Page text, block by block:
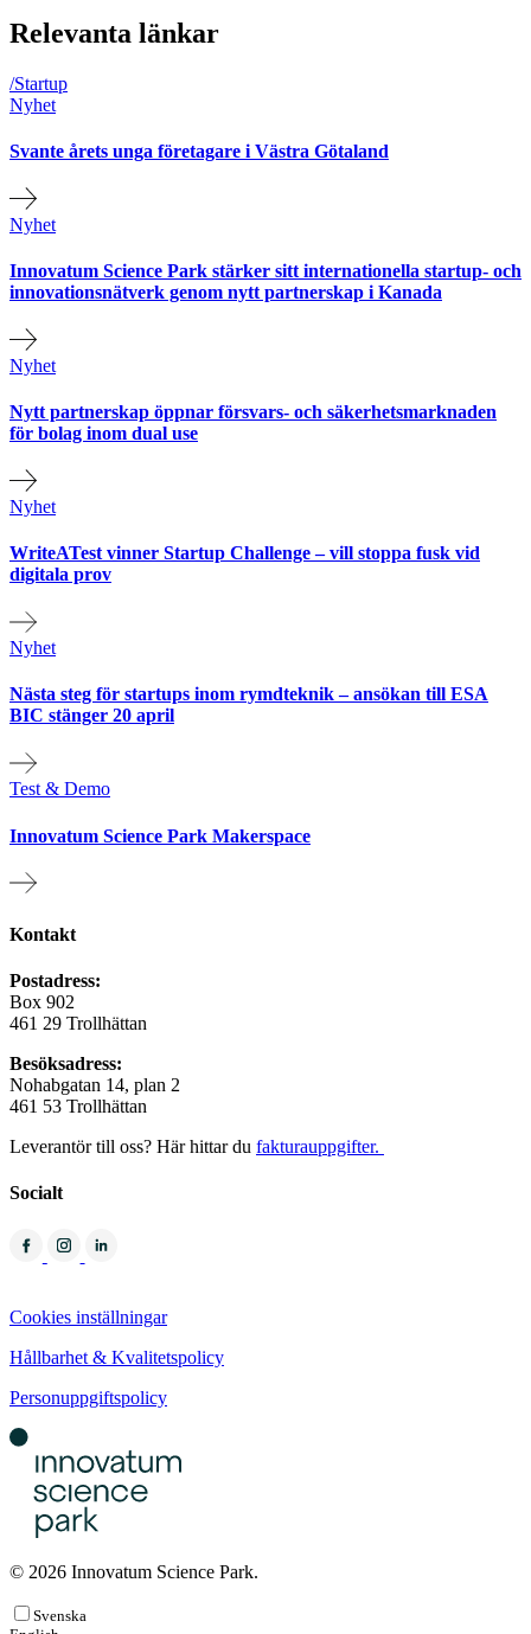
Relevanta länkar
/Startup
Nyhet
Svante årets unga företagare i Västra Götaland
Nyhet
Innovatum Science Park stärker sitt internationella startup- och
innovationsnätverk genom nytt partnerskap i Kanada
Nyhet
Nytt partnerskap öppnar försvars- och säkerhetsmarknaden
för bolag inom dual use
Nyhet
WriteATest vinner Startup Challenge – vill stoppa fusk vid
digitala prov
Nyhet
Nästa steg för startups inom rymdteknik – ansökan till ESA
BIC stänger 20 april
Test & Demo
Innovatum Science Park Makerspace
Kontakt
Postadress:
Box 902
461 29 Trollhättan
Besöksadress:
Nohabgatan 14, plan 2
461 53 Trollhättan
Leverantör till oss? Här hittar du fakturauppgifter.
Socialt
Cookies inställningar
Hållbarhet & Kvalitetspolicy
Personuppgiftspolicy
© 2026 Innovatum Science Park.
Svenska